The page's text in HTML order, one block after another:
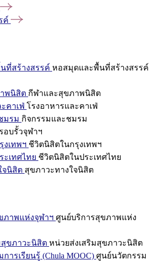
ค์
ที่สร้างสรรค์ หอสมุดและพื้นที่สร้างสรรค์
พนิสิต กีฬาและสุขภาพนิสิต
คาเฟ่ โรงอาหารและคาเฟ่
มรม กิจกรรมและชมรม
รอบรั้วจุฬาฯ
งเทพฯ ชีวิตนิสิตในกรุงเทพฯ
ะเทศไทย ชีวิตนิสิตในประเทศไทย
จนิสิต สุขภาวะทางใจนิสิต
ภาพแห่งจุฬาฯ ศูนย์บริการสุขภาพแห่ง
สุขภาวะนิสิต หน่วยส่งเสริมสุขภาวะนิสิต
ารเรียนรู้ (Chula MOOC) ศูนย์นวัตกรรม